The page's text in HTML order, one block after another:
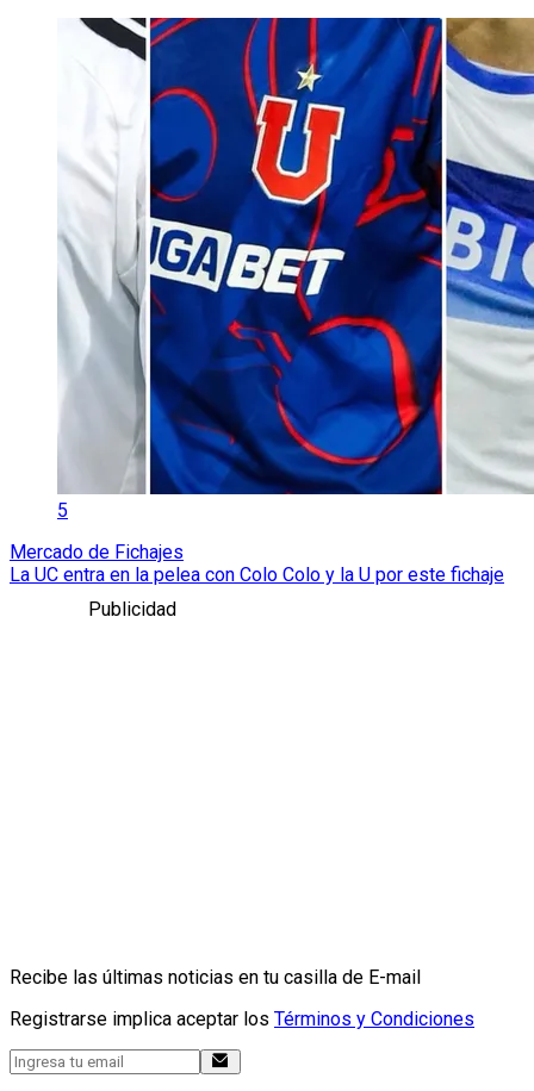
5
Mercado de Fichajes
La UC entra en la pelea con Colo Colo y la U por este fichaje
Publicidad
Recibe las últimas noticias en tu casilla de E-mail
Registrarse implica aceptar los Términos y Condiciones